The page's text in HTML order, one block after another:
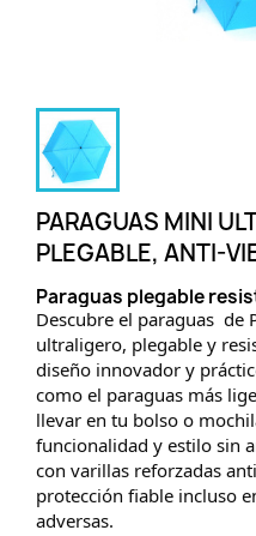
PARAGUAS MINI
PLEGABLE, ANTI-
Paraguas plegable
Descubre el paraguas de
ultraligero, plegable y
diseño innovador y
como el paraguas más
llevar en tu bolso o
funcionalidad y estilo sin
con varillas reforzadas
protección fiable incluso
adversas.